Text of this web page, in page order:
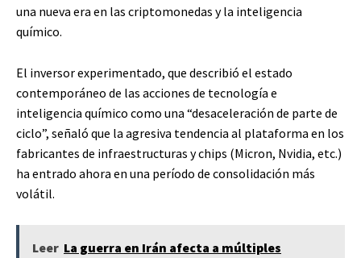
una nueva era en las criptomonedas y la inteligencia
químico.
El inversor experimentado, que describió el estado
contemporáneo de las acciones de tecnología e
inteligencia químico como una “desaceleración de parte de
ciclo”, señaló que la agresiva tendencia al plataforma en los
fabricantes de infraestructuras y chips (Micron, Nvidia, etc.)
ha entrado ahora en una período de consolidación más
volátil.
Leer La guerra en Irán afecta a múltiples